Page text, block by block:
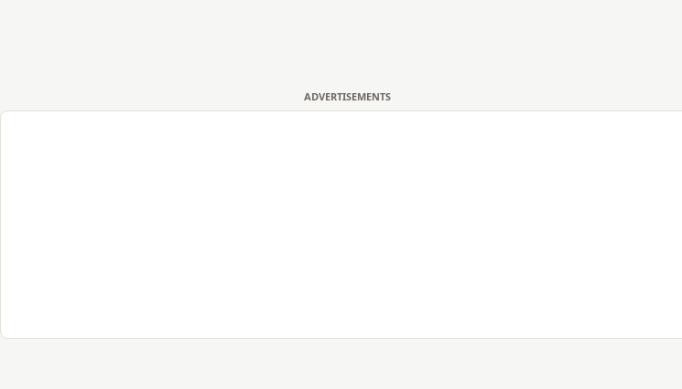
ADVERTISEMENTS